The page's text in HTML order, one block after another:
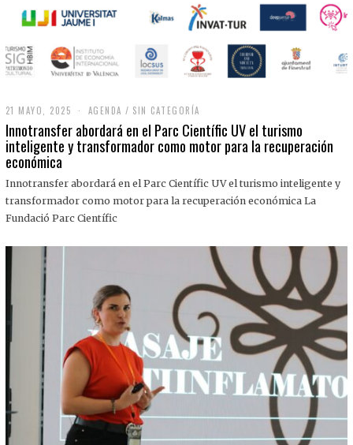
21 MAYO, 2025
M
A
Y
,
0
2
AGENDA / SIN CATEGORÍA
Innotransfer abordará en el Parc Científic UV el turismo
inteligente y transformador como motor para la recuperación
económica
Innotransfer abordará en el Parc Científic UV el turismo inteligente y
transformador como motor para la recuperación económica La
Fundació Parc Científic